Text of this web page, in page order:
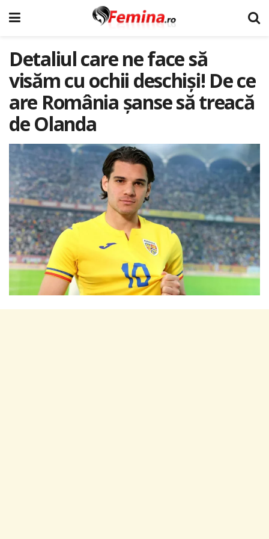
Detaliul care ne face să
visăm cu ochii deschiși! De ce
are România șanse să treacă
de Olanda